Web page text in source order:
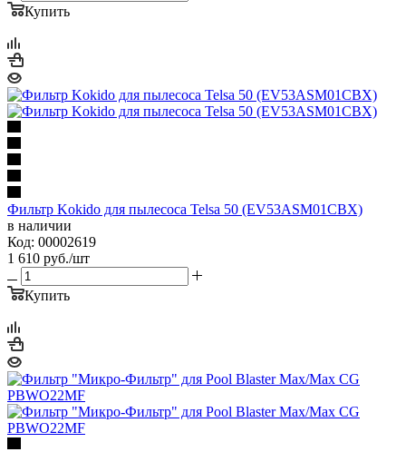
Купить
Фильтр Kokido для пылесоса Telsa 50 (EV53ASM01CBX)
в наличии
Код: 00002619
1 610 руб./шт
Купить